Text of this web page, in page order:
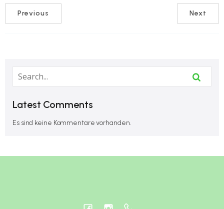
Previous Next
Latest Comments
Es sind keine Kommentare vorhanden.